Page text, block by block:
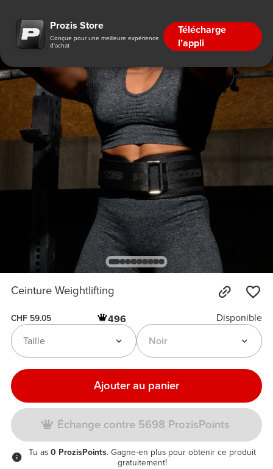
Prozis Store
Conçue pour une meilleure expérience
d'achat
Télécharge
l’appli
Ceinture Weightlifting
CHF 59.05 496
Disponible
Noir
Taille
Ajouter au panier
Échange contre 5698 ProzisPoints
Tu as 0 ProzisPoints. Gagne-en plus pour obtenir ce produit
gratuitement!